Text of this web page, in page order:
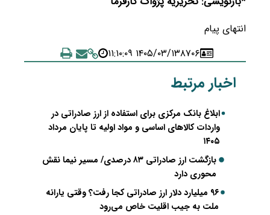
انتهای پیام
۸۷۰۶۱۴۰۵/۰۳/۱۳ ۱۱:۱۰:۰۹
اخبار مرتبط
ابلاغ بانک مرکزی برای استفاده از ارز صادراتی در
واردات کالاهای اساسی و مواد اولیه تا پایان مرداد
۱۴۰۵
بازگشت ارز صادراتی ۸۳ درصدی/ مسیر نیما نقش
محوری دارد
۹۶ میلیارد دلار ارز صادراتی کجا رفت؟ وقتی یارانه
ملت به جیب اقلیت خاص می‌رود